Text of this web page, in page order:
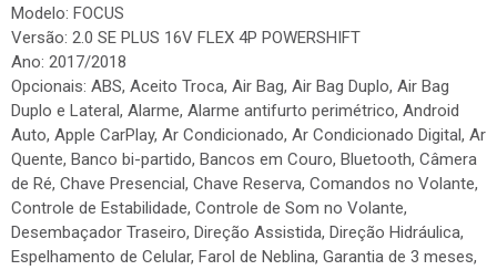
Modelo: FOCUS
Versão: 2.0 SE PLUS 16V FLEX 4P POWERSHIFT
Ano: 2017/2018
Opcionais: ABS, Aceito Troca, Air Bag, Air Bag Duplo, Air Bag
Duplo e Lateral, Alarme, Alarme antifurto perimétrico, Android
Auto, Apple CarPlay, Ar Condicionado, Ar Condicionado Digital, Ar
Quente, Banco bi-partido, Bancos em Couro, Bluetooth, Câmera
de Ré, Chave Presencial, Chave Reserva, Comandos no Volante,
Controle de Estabilidade, Controle de Som no Volante,
Desembaçador Traseiro, Direção Assistida, Direção Hidráulica,
Espelhamento de Celular, Farol de Neblina, Garantia de 3 meses,